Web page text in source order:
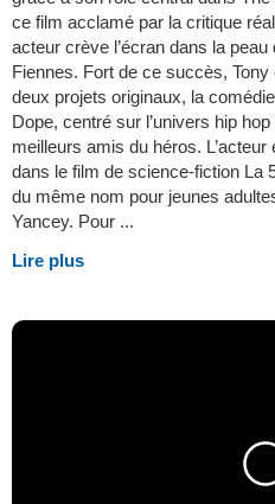
ce film acclamé par la critique
acteur crève l’écran dans la
Fiennes. Fort de ce succès,
deux projets originaux, la
Dope, centré sur l’univers hip
meilleurs amis du héros.
dans le film de science-fiction La
du même nom pour jeunes
Yancey. Pour ...
Lire plus